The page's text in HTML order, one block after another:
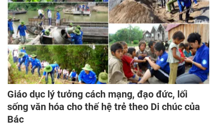
Giáo dục lý tưởng cách mạng, đạo đức, lối
sống văn hóa cho thế hệ trẻ theo Di chúc của
Bác